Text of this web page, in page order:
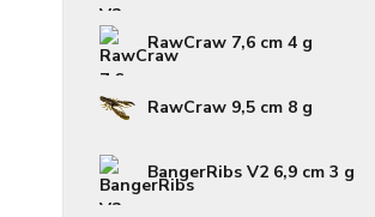
RawCraw 7,6 cm 4 g
RawCraw 9,5 cm 8 g
BangerRibs V2 6,9 cm 3 g